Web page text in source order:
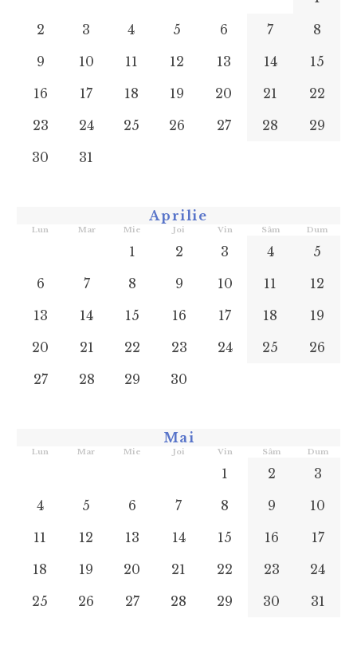
2
3 4 5 6 7
8
9
10 11 12 13 14
15
16
17 18 19 20 21
22
23
24 25 26 27 28
29
30
31
Aprilie
Lun Mar Mie Joi Vin Sâm Dum
1 2 3 4
5
6
7 8 9 10 11
12
13
14 15 16 17 18
19
20
21 22 23 24 25
26
27
28 29 30
Mai
Lun Mar Mie Joi Vin Sâm Dum
1 2
3
4
5 6 7 8 9
10
11
12 13 14 15 16
17
18
19 20 21 22 23
24
25
26 27 28 29 30 31